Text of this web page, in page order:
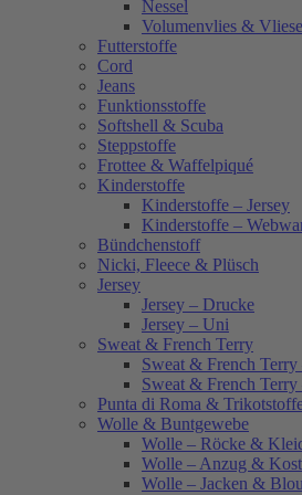
Nessel
Volumenvlies &
Futterstoffe
Cord
Jeans
Funktionsstoffe
Softshell & Scuba
Steppstoffe
Frottee & Waffelpiqué
Kinderstoffe
Kinderstoffe – Jersey
Kinderstoffe –
Bündchenstoff
Nicki, Fleece & Plüsch
Jersey
Jersey – Drucke
Jersey – Uni
Sweat & French Terry
Sweat & French
Sweat & French
Punta di Roma &
Wolle & Buntgewebe
Wolle – Röcke &
Wolle – Anzug &
Wolle – Jacken &